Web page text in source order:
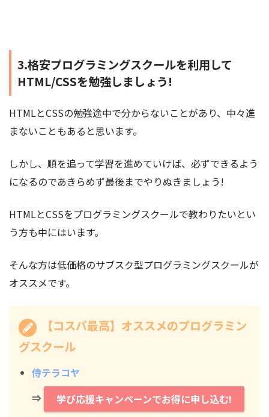
3.格安プログラミングスクールを利用して
HTML/CSSを勉強しましょう!
HTMLとCSSの勉強途中で分からないことがあり、中々進
まないこともあると思います。
しかし、順を追って学習を進めていけば、必ずできるよう
になるのであきらめず最後までやりぬきましょう!
HTMLとCSSをプログラミングスクールで教わりたいとい
う方も中にはいます。
そんな方は低価格のサブスク型プログラミングスクールが
オススメです。
【コスパ最高】オススメのプログラミン
グスクール
侍テラコヤ
⇒
学び応援キャンペーンでお得に申し込む!